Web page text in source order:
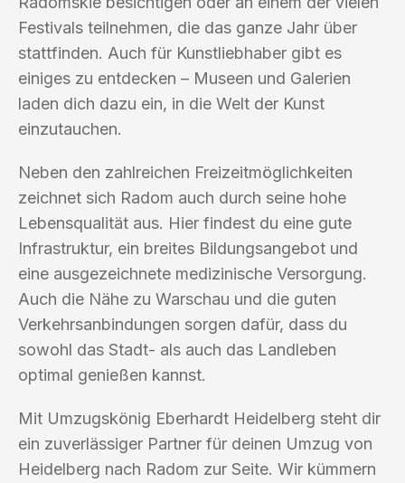
Festivals teilnehmen, die das ganze Jahr über
stattfinden. Auch für Kunstliebhaber gibt es
einiges zu entdecken – Museen und Galerien
laden dich dazu ein, in die Welt der Kunst
einzutauchen.
Neben den zahlreichen Freizeitmöglichkeiten
zeichnet sich Radom auch durch seine hohe
Lebensqualität aus. Hier findest du eine gute
Infrastruktur, ein breites Bildungsangebot und
eine ausgezeichnete medizinische Versorgung.
Auch die Nähe zu Warschau und die guten
Verkehrsanbindungen sorgen dafür, dass du
sowohl das Stadt- als auch das Landleben
optimal genießen kannst.
Mit Umzugskönig Eberhardt Heidelberg steht dir
ein zuverlässiger Partner für deinen Umzug von
Heidelberg nach Radom zur Seite. Wir kümmern